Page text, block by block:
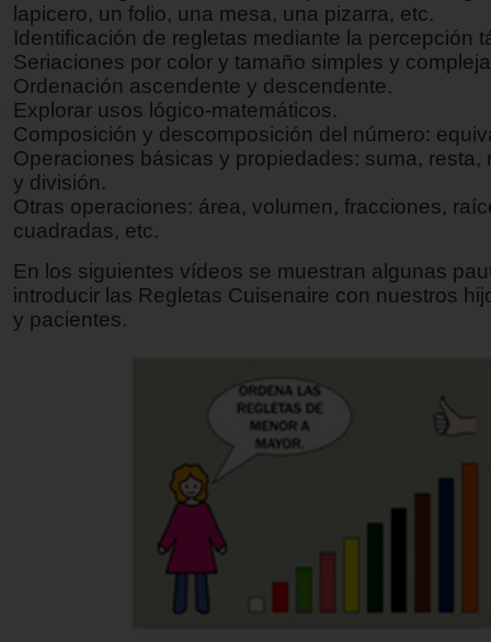
lapicero, un folio, una mesa, una pizarra, etc.
Identificación de regletas mediante la percepción
Seriaciones por color y tamaño simples y
Ordenación ascendente y descendente.
Explorar usos lógico-matemáticos.
Composición y descomposición del número:
Operaciones básicas y propiedades: suma, resta,
y división.
Otras operaciones: área, volumen, fracciones,
cuadradas, etc.
En los siguientes vídeos se muestran algunas
introducir las Regletas Cuisenaire con nuestros
y pacientes.